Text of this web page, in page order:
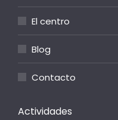
El centro
Blog
Contacto
Actividades